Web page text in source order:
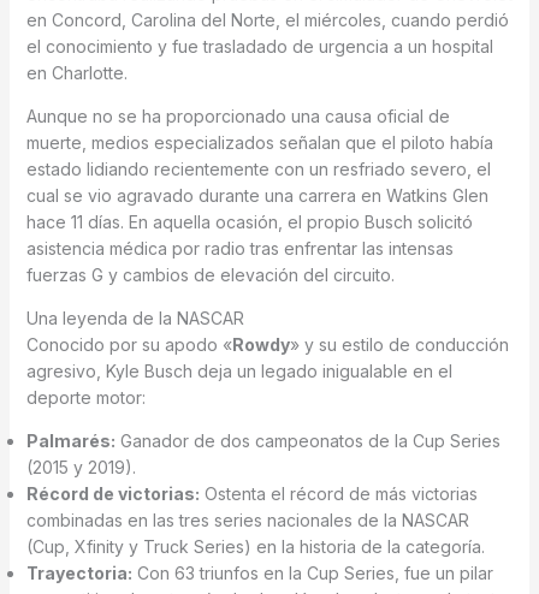
en Concord, Carolina del Norte, el miércoles, cuando perdió
el conocimiento y fue trasladado de urgencia a un hospital
en Charlotte.
Aunque no se ha proporcionado una causa oficial de
muerte, medios especializados señalan que el piloto había
estado lidiando recientemente con un resfriado severo, el
cual se vio agravado durante una carrera en Watkins Glen
hace 11 días. En aquella ocasión, el propio Busch solicitó
asistencia médica por radio tras enfrentar las intensas
fuerzas G y cambios de elevación del circuito.
Una leyenda de la NASCAR
Conocido por su apodo «Rowdy» y su estilo de conducción
agresivo, Kyle Busch deja un legado inigualable en el
deporte motor:
Palmarés: Ganador de dos campeonatos de la Cup Series
(2015 y 2019).
Récord de victorias: Ostenta el récord de más victorias
combinadas en las tres series nacionales de la NASCAR
(Cup, Xfinity y Truck Series) en la historia de la categoría.
Trayectoria: Con 63 triunfos en la Cup Series, fue un pilar